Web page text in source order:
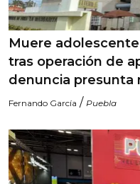
Muere
tras operación de
denuncia presunta
Fernando García / Puebla